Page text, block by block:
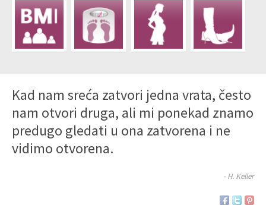
Kad nam sreća zatvori jedna vrata, često
nam otvori druga, ali mi ponekad znamo
predugo gledati u ona zatvorena i ne
vidimo otvorena.
- H. Keller